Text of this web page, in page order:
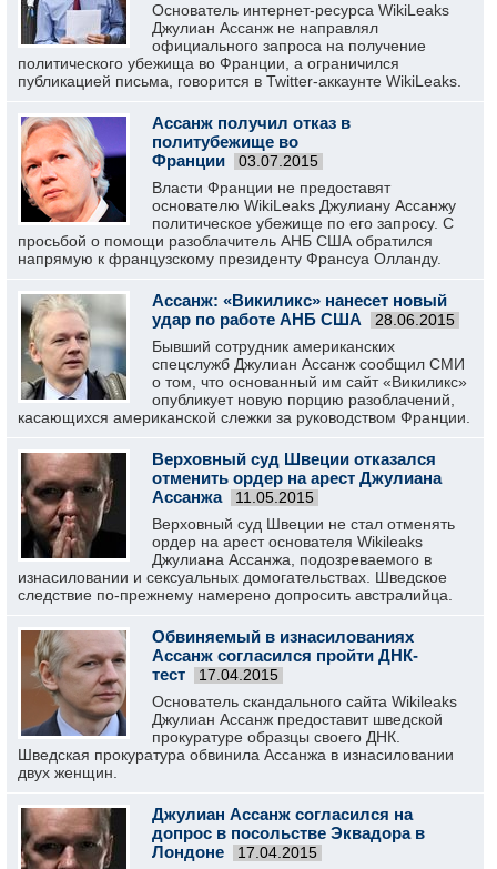
Основатель интернет-ресурса WikiLeaks
Джулиан Ассанж не направлял
официального запроса на получение
политического убежища во Франции, а ограничился
публикацией письма, говорится в Twitter-аккаунте WikiLeaks.
Ассанж получил отказ в
политубежище во
Франции
03.07.2015
Власти Франции не предоставят
основателю WikiLeaks Джулиану Ассанжу
политическое убежище по его запросу. С
просьбой о помощи разоблачитель АНБ США обратился
напрямую к французскому президенту Франсуа Олланду.
Ассанж: «Викиликс» нанесет новый
удар по работе АНБ США
28.06.2015
Бывший сотрудник американских
спецслужб Джулиан Ассанж сообщил СМИ
о том, что основанный им сайт «Викиликс»
опубликует новую порцию разоблачений,
касающихся американской слежки за руководством Франции.
Верховный суд Швеции отказался
отменить ордер на арест Джулиана
Ассанжа
11.05.2015
Верховный суд Швеции не стал отменять
ордер на арест основателя Wikileaks
Джулиана Ассанжа, подозреваемого в
изнасиловании и сексуальных домогательствах. Шведское
следствие по-прежнему намерено допросить австралийца.
Обвиняемый в изнасилованиях
Ассанж согласился пройти ДНК-
тест
17.04.2015
Основатель скандального сайта Wikileaks
Джулиан Ассанж предоставит шведской
прокуратуре образцы своего ДНК.
Шведская прокуратура обвинила Ассанжа в изнасиловании
двух женщин.
Джулиан Ассанж согласился на
допрос в посольстве Эквадора в
Лондоне
17.04.2015